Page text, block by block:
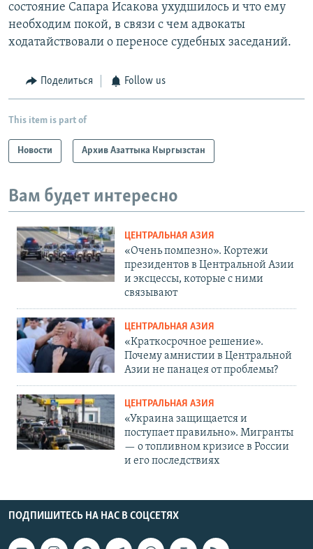
состояние Сапара Исакова ухудшилось и что ему
необходим покой, в связи с чем адвокаты
ходатайствовали о переносе судебных заседаний.
Поделиться Follow us
This item is part of
Новости Архив Азаттыка Кыргызстан
Вам будет интересно
ЦЕНТРАЛЬНАЯ АЗИЯ
«Очень помпезно». Кортежи
президентов в Центральной Азии
и эксцессы, которые с ними
связывают
ЦЕНТРАЛЬНАЯ АЗИЯ
«Краткосрочное решение».
Почему амнистии в Центральной
Азии не панацея от проблемы?
ЦЕНТРАЛЬНАЯ АЗИЯ
«Украина защищается и
поступает правильно». Мигранты
— о топливном кризисе в России
и его последствиях
ПОДПИШИТЕСЬ НА НАС В СОЦСЕТЯХ